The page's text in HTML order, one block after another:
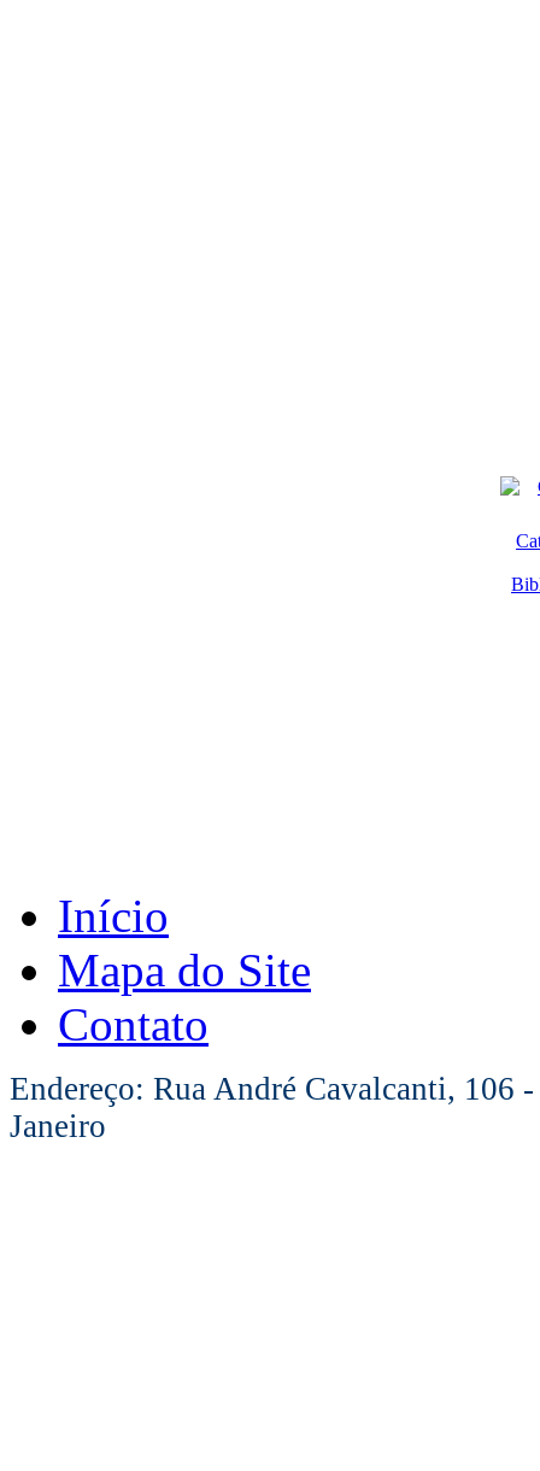
Início
Mapa do Site
Contato
Endereço: Rua André Cavalcanti, 106
Janeiro